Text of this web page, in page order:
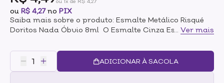
ou R$ 4,27no PIX
Saiba mais sobre o produto: Esmalte Metálico Risqué
Doritos Nada Óbvio 8ml O Esmalte Cinza Escuro
diz, não é Nada Óbvio, tem acabamento Metálico, de
secagem rápida e com Ultra Brilho, além de ter longa
duração nas unhas. Sua fórmula é hipoalergênica, isto
Ver mais
ADICIONAR À SACOLA